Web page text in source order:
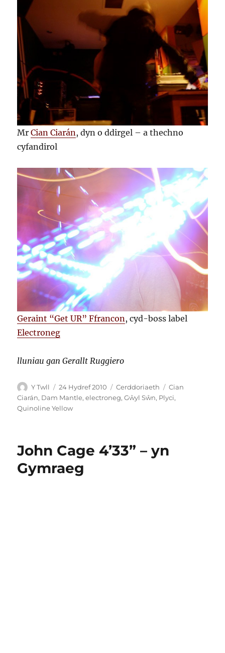
MrCian Ciarán, dyn o ddirgel – a thechno
cyfandirol
Geraint “Get UR” Ffrancon , cyd-boss label
Electroneg
lluniau gan Gerallt Ruggiero
Awdur
Y Twll
Cofnodwyd
ar
24 Hydref 2010 Categorïau
Cerddoriaeth Tagiau
Cian
Ciarán, Dam Mantle,electroneg,Gŵyl Sŵn, Plyci,
Quinoline Yellow
John Cage 4’33” – yn
Gymraeg